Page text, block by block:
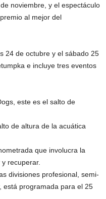
noviembre, y el espectáculo
al mejor del
24 de octubre y el sábado 25
e incluye tres eventos
este es el salto de
de altura de la acuática
que involucra la
recuperar.
divisiones profesional, semi-
está programada para el 25